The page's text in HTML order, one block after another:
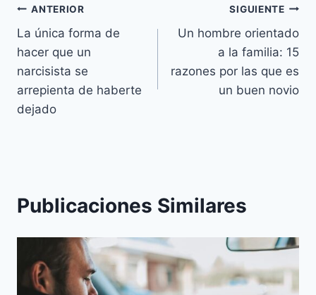
Navegación
de
entradas
ANTERIOR
La única forma de
hacer que un
narcisista se
arrepienta de haberte
dejado
SIGUIENTE
Un hombre orientado
a la familia: 15
razones por las que es
un buen novio
Publicaciones Similares